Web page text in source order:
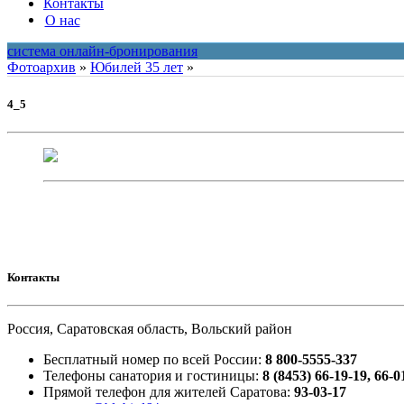
Контакты
О нас
система онлайн-бронирования
Фотоархив » Юбилей 35 лет »
4_5
Контакты
Россия, Саратовская область, Вольский район
Бесплатный номер по всей России: 8 800-5555-337
Телефоны санатория и гостиницы: 8 (8453) 66-19-19, 66-
Прямой телефон для жителей Саратова: 93-03-17